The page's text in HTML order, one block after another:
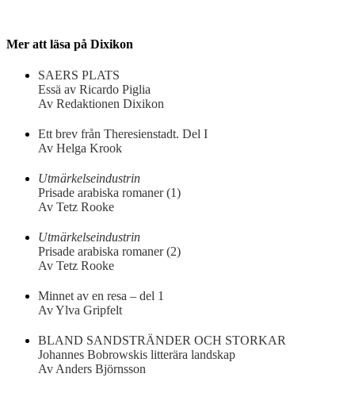
Mer att läsa på Dixikon
SAERS PLATS
Essä av Ricardo Piglia
Av Redaktionen Dixikon
Ett brev från Theresienstadt. Del I
Av Helga Krook
Utmärkelseindustrin
Prisade arabiska romaner (1)
Av Tetz Rooke
Utmärkelseindustrin
Prisade arabiska romaner (2)
Av Tetz Rooke
Minnet av en resa – del 1
Av Ylva Gripfelt
BLAND SANDSTRÄNDER OCH STORKAR
Johannes Bobrowskis litterära landskap
Av Anders Björnsson